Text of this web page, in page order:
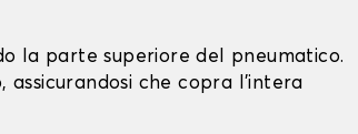
la parte superiore del pneumatico.
assicurandosi che copra l'intera